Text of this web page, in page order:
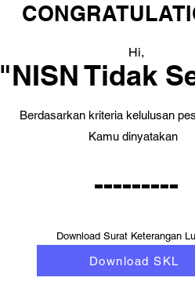
Hi,
"NISN Tidak
Berdasarkan kriteria kelulusan
Kamu dinyatakan
---------
Download Surat Keterangan
Download SKL